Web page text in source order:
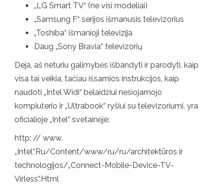
„LG Smart TV“ (ne visi modeliai)
„Samsung F“ serijos išmanusis televizorius
„Toshiba“ išmanioji televizija
Daug „Sony Bravia“ televizorių
Deja, aš neturiu galimybės išbandyti ir parodyti, kaip
visa tai veikia, tačiau išsamios instrukcijos, kaip
naudoti „Intel Widi“ belaidžiui nešiojamojo
kompiuterio ir „Ultrabook“ ryšiui su televizoriumi, yra
oficialioje „Intel“ svetainėje:
http: // www.
„Intel“.Ru/Content/www/ru/ru/architektūros ir
technologijos/„Connect-Mobile-Device-TV-
Virless“.Html